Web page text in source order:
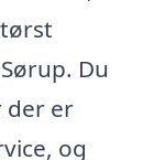
Du
der er
og